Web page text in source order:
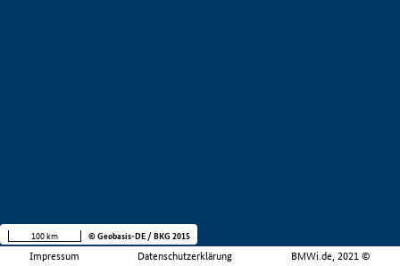
Impressum Datenschutzerklärung BMWi.de, 2021 ©
100 km © Geobasis-DE / BKG 2015